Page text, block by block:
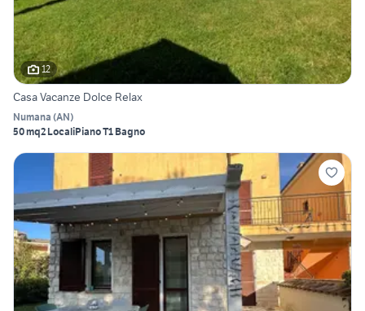
12
Casa Vacanze Dolce Relax
Numana (AN)
50 mq2 LocaliPiano T1 Bagno